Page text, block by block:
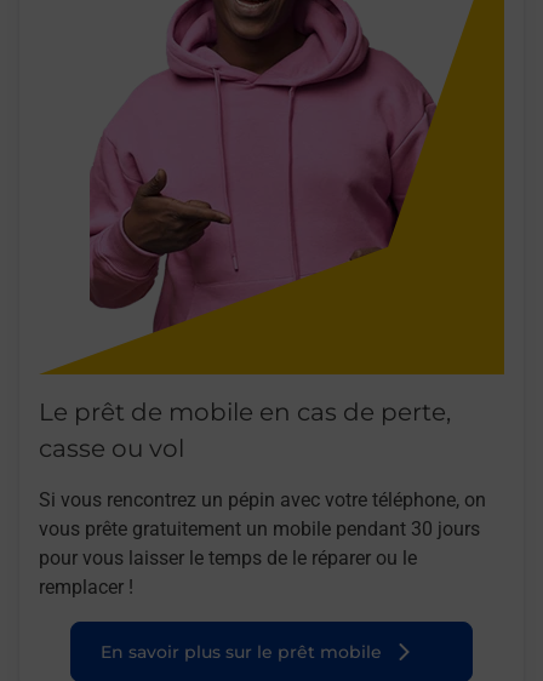
Le prêt de mobile en cas de perte,
casse ou vol
Si vous rencontrez un pépin avec votre téléphone, on
vous prête gratuitement un mobile pendant 30 jours
pour vous laisser le temps de le réparer ou le
remplacer !
En savoir plus sur le prêt mobile